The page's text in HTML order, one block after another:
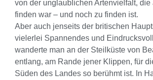
von der unglaublichen Artenvielfalt, die
finden war – und noch zu finden ist.
Aber auch jenseits der britischen
vielerlei Spannendes und
wanderte man an der Steilküste von
entlang, am Rande jener Klippen, für
Süden des Landes so berühmt ist. In